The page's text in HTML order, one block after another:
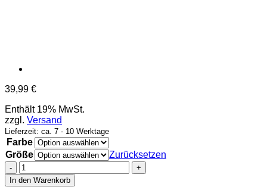
39,99 €
Enthält 19% MwSt.
zzgl. Versand
Lieferzeit: ca. 7 - 10 Werktage
Farbe
Größe
Zurücksetzen
Prince
Damien
-
In den Warenkorb